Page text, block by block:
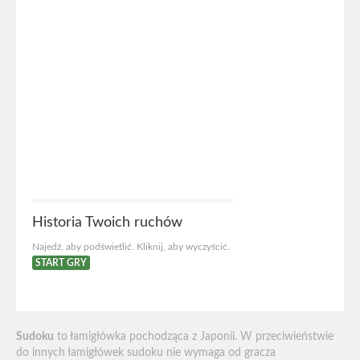
Historia Twoich ruchów
Najedź, aby podświetlić. Kliknij, aby wyczyścić.
START GRY
Sudoku to łamigłówka pochodząca z Japonii. W przeciwieństwie
do innych łamigłówek sudoku nie wymaga od gracza